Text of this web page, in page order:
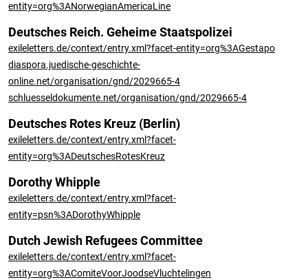
entity=org%3ANorwegianAmericaLine
Deutsches Reich. Geheime Staatspolizei
exileletters.de/context/entry.xml?facet-entity=org%3AGestapo
diaspora.juedische-geschichte-
online.net/organisation/gnd/2029665-4
schluesseldokumente.net/organisation/gnd/2029665-4
Deutsches Rotes Kreuz (Berlin)
exileletters.de/context/entry.xml?facet-
entity=org%3ADeutschesRotesKreuz
Dorothy Whipple
exileletters.de/context/entry.xml?facet-
entity=psn%3ADorothyWhipple
Dutch Jewish Refugees Committee
exileletters.de/context/entry.xml?facet-
entity=org%3AComiteVoorJoodseVluchtelingen